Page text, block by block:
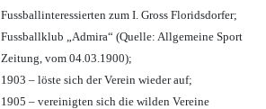
Fussballinteressierten zum I. Gross Floridsdorfer;
Fussballklub „Admira“ (Quelle: Allgemeine Sport
Zeitung, vom 04.03.1900);
1903 – löste sich der Verein wieder auf;
1905 – vereinigten sich die wilden Vereine